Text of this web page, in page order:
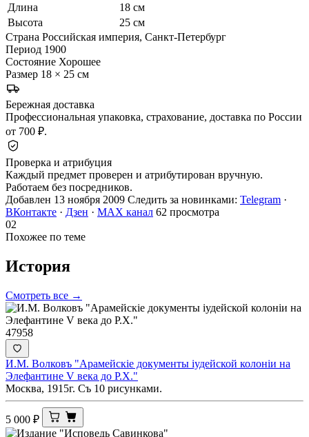
Длина
18 см
Высота
25 см
Страна Российская империя, Санкт-Петербург
Период 1900
Состояние Хорошее
Размер 18 × 25 см
Бережная доставка
Профессиональная упаковка, страхование, доставка по России
от 700 ₽.
Проверка и атрибуция
Каждый предмет проверен и атрибутирован вручную.
Работаем без посредников.
Добавлен 13 ноября 2009 Следить за новинками: Telegram ·
ВКонтакте · Дзен · MAX канал 62 просмотра
02
Похожее по теме
История
Смотреть все →
47958
И.М. Волковъ "Арамейскiе документы iудейской колонiи на
Элефантине V века до Р.Х."
Москва, 1915г. Съ 10 рисунками.
5 000 ₽